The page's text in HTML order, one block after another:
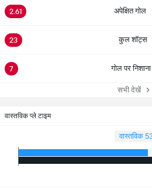
2.61 अपेक्षित गोल
23 कुल शॉट्स
7 गोल पर निशाना
सभी देखें
वास्तविक प्ले टाइम
वास्तविक